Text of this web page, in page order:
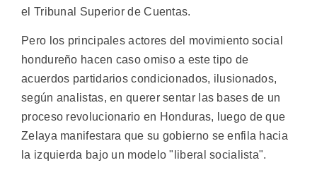
el Tribunal Superior de Cuentas.
Pero los principales actores del movimiento social
hondureño hacen caso omiso a este tipo de
acuerdos partidarios condicionados, ilusionados,
según analistas, en querer sentar las bases de un
proceso revolucionario en Honduras, luego de que
Zelaya manifestara que su gobierno se enfila hacia
la izquierda bajo un modelo "liberal socialista".